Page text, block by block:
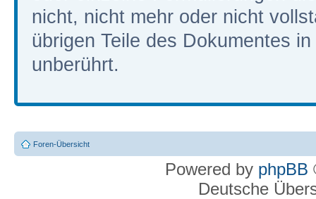
nicht, nicht mehr oder nicht
übrigen Teile des Dokumentes
unberührt.
Foren-Übersicht
Powered by phpBB
Deutsche